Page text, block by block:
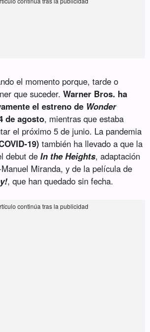
el momento porque, tarde o
que suceder.Warner Bros. ha
el estreno de Wonder
de agosto, mientras que estaba
el próximo 5 de junio. La pandemia
19) también ha llevado a que la
debut deIn the Heights, adaptación
Miranda, y de la película de
, que han quedado sin fecha.